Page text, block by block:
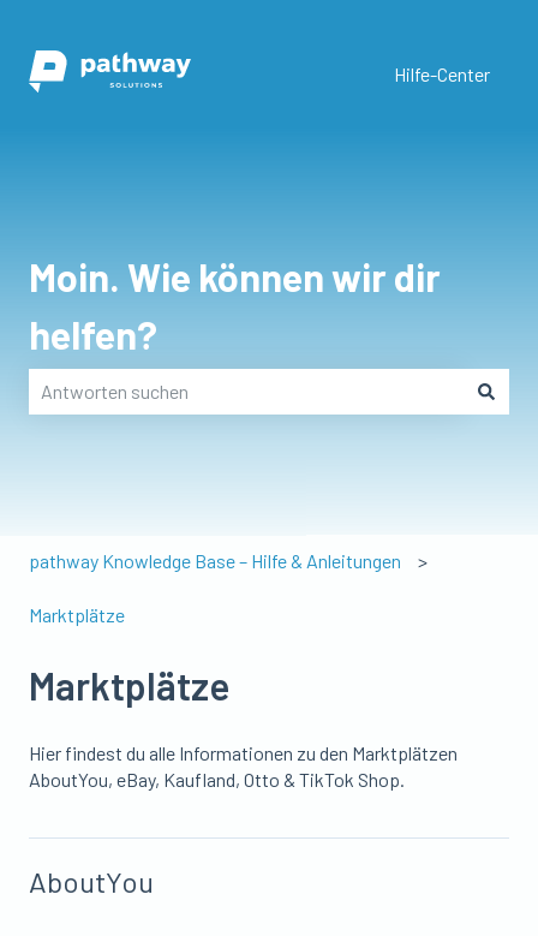
Hilfe-Center
Moin. Wie können wir dir
helfen?
pathway Knowledge Base – Hilfe & Anleitungen
Marktplätze
Marktplätze
Hier findest du alle Informationen zu den Marktplätzen
AboutYou, eBay, Kaufland, Otto & TikTok Shop.
AboutYou